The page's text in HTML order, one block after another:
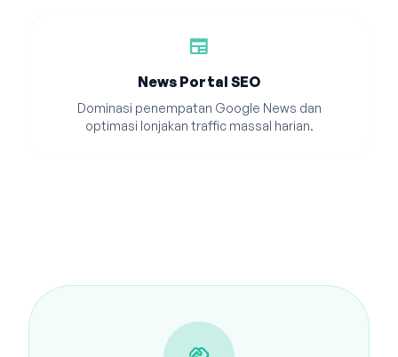
newspaper
News Portal SEO
Dominasi penempatan Google News dan
optimasi lonjakan traffic massal harian.